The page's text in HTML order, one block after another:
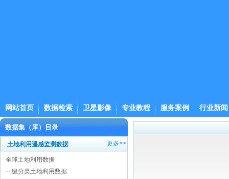
网站首页 数据检索 卫星影像 专业教程 服务案例 行业新闻
数据集（库）目录
土地利用遥感监测数据 更多>>
全球土地利用数据
一级分类土地利用数据